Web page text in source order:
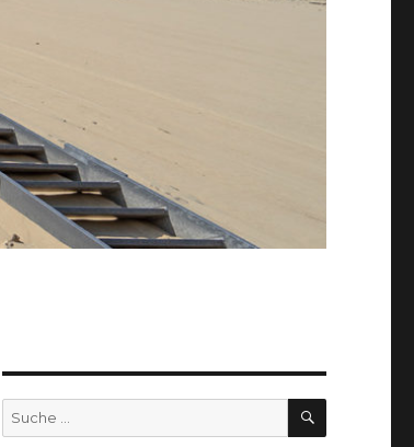
Suche
nach:
SUCHEN